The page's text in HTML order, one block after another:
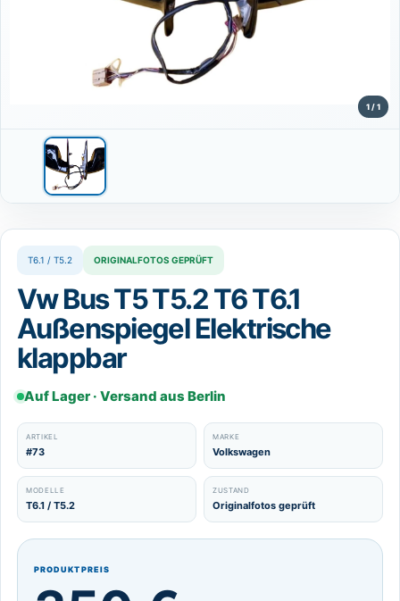
DE
1 / 1
T6.1 / T5.2 ORIGINALFOTOS GEPRÜFT
Vw Bus T5 T5.2 T6 T6.1
Außenspiegel Elektrische
klappbar
Auf Lager · Versand aus Berlin
ARTIKEL
#73
MARKE
Volkswagen
MODELLE
T6.1 / T5.2
ZUSTAND
Originalfotos geprüft
PRODUKTPREIS